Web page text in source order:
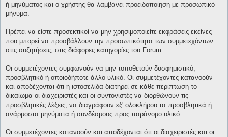
ή μηνύματος και ο χρήστης θα λαμβάνει προειδοποίηση με προσωπικό
μήνυμα.
Πρέπει να είστε προσεκτικοί να μην χρησιμοποιείτε εκφράσεις εκείνες
που μπορεί να προσβάλλουν την προσωπικότητα των συμμετεχόντων
στις συζητήσεις, στις διάφορες κατηγορίες του Forum.
Οι συμμετέχοντες συμφωνούν να μην τοποθετούν δυσφημιστικό,
προσβλητικό ή οποιοδήποτε άλλο υλικό. Οι συμμετέχοντες κατανοούν
και αποδέχονται ότι η ιστοσελίδα διατηρεί σε κάθε περίπτωση το
δικαίωμα οι διαχειριστές και οι συντονιστές να διορθώνουν τις
προσβλητικές λέξεις, να διαγράφουν εξ' ολοκλήρου τα προσβλητικά ή
ανάρμοστα μηνύματα ή συνδέσμους προς παράνομο υλικό.
Οι συμμετέχοντες κατανοούν και αποδέχονται ότι οι διαχειριστές και οι